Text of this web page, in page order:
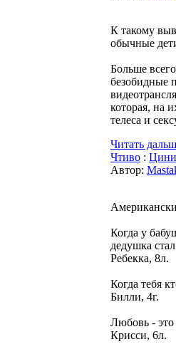
К такому
обычные
Больше
безобидные
которая, на
телеса и
Читать
Чтиво :
Автор:
Когда у
дедушка
Ребекка, 8л.
Когда тебя
Билли, 4г.
Любовь - это
Крисси, 6л.